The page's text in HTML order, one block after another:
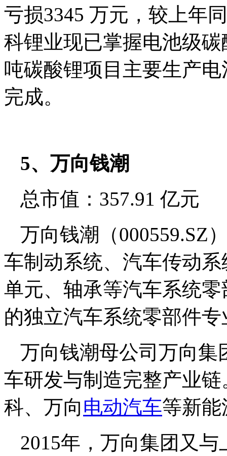
亏损3345 万元，较上年
科锂业现已掌握电池级
吨碳酸锂项目主要生产
完成。
5、万向钱潮
总市值：357.91 亿元
万向钱潮（000559.SZ
车制动系统、汽车传动
单元、轴承等汽车系统
的独立汽车系统零部件
万向钱潮母公司万向集
车研发与制造完整产业
科、万向电动汽车等新
2015年，万向集团又